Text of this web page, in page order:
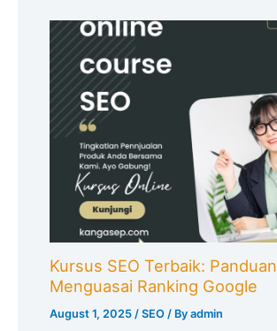
Kursus SEO Terbaik: Panduan
Menguasai Ranking Google
August 1, 2025 /SEO / Byadmin